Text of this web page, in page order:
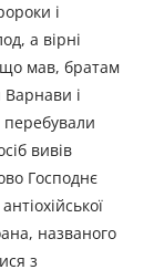
і
а вірні
що мав, братам
і
перебували
вивів
Господнє
названого
з